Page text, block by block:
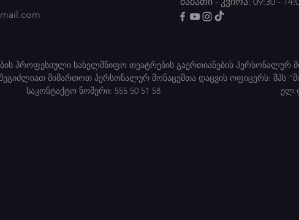
პროფესიული სახელმწიფო თეატრების გაერთიანების პერსონალურ
შეგიძლიათ მიმართოთ პერსონალურ მონაცემთა დაცვის ოფიცერს: შპს
ნომერი: 555 50 51 58